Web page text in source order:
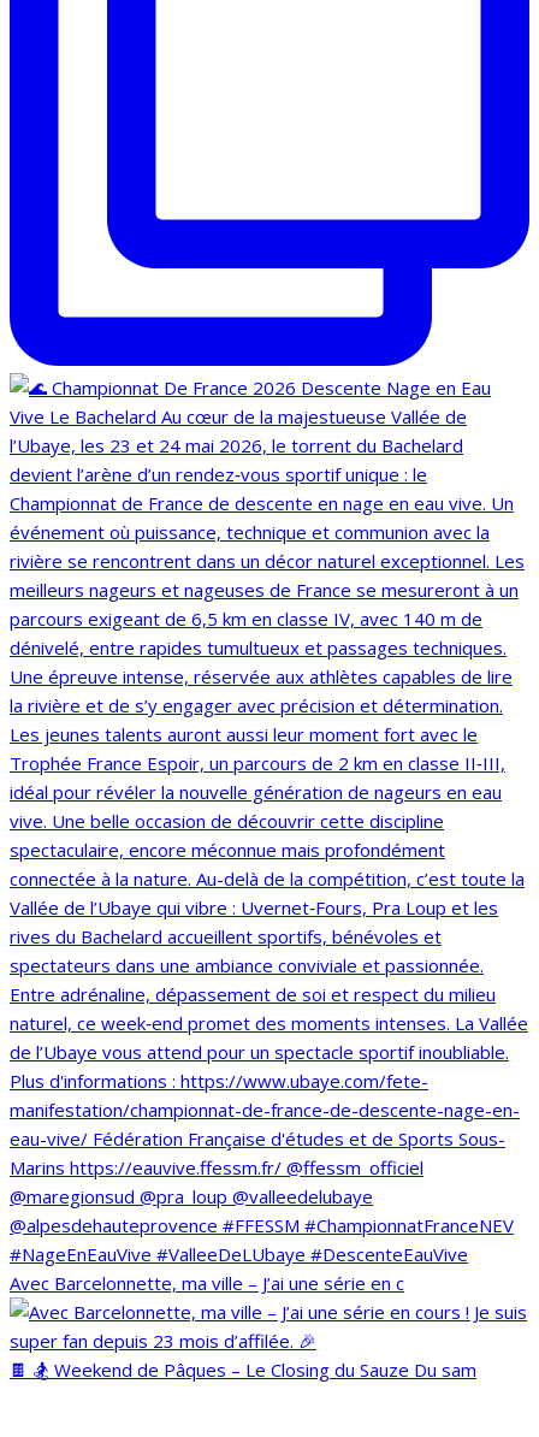
Avec Barcelonnette, ma ville – J’ai une série en c
🍫 🏂 Weekend de Pâques – Le Closing du Sauze Du sam